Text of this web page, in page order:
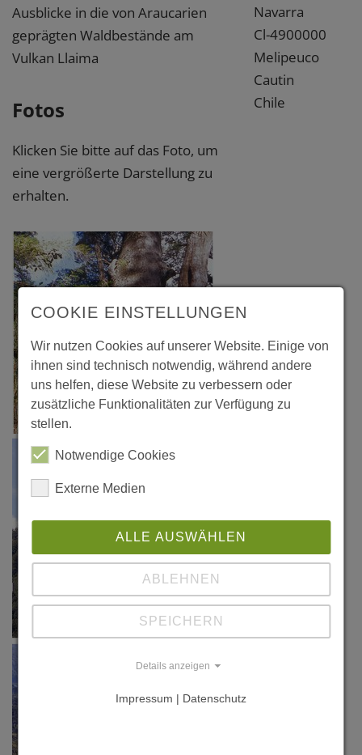
Ausblicke in die von Araucarien
geprägten Waldbestände am
Vulkan Llaima
Fotos
Klicken Sie bitte auf das Foto, um
eine vergrößerte Darstellung zu
erhalten.
Navarra
Cl-4900000
Melipeuco
Cautin
Chile
COOKIE EINSTELLUNGEN
Wir nutzen Cookies auf unserer Website. Einige von
ihnen sind technisch notwendig, während andere
uns helfen, diese Website zu verbessern oder
zusätzliche Funktionalitäten zur Verfügung zu
stellen.
Notwendige Cookies
Externe Medien
ALLE AUSWÄHLEN
ABLEHNEN
SPEICHERN
Details anzeigen
Impressum | Datenschutz